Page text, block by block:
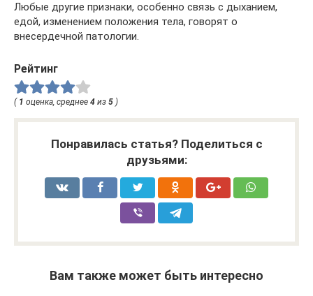
Любые другие признаки, особенно связь с дыханием,
едой, изменением положения тела, говорят о
внесердечной патологии.
Рейтинг
( 1 оценка, среднее 4 из 5 )
Понравилась статья? Поделиться с
друзьями:
Вам также может быть интересно